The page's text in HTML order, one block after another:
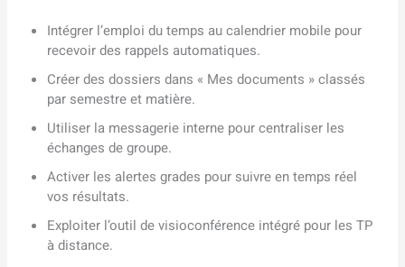
Intégrer l’emploi du temps au calendrier mobile pour
recevoir des rappels automatiques.
Créer des dossiers dans « Mes documents » classés
par semestre et matière.
Utiliser la messagerie interne pour centraliser les
échanges de groupe.
Activer les alertes grades pour suivre en temps réel
vos résultats.
Exploiter l’outil de visioconférence intégré pour les TP
à distance.